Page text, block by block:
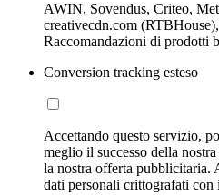
AWIN, Sovendus, Criteo,
creativecdn.com
Raccomandazioni di prodotti
Conversion tracking esteso
Accettando questo servizio,
meglio il successo della
la nostra offerta pubblicitaria.
dati personali crittografati con